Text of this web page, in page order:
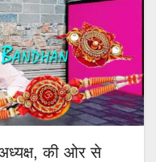
की ओर से